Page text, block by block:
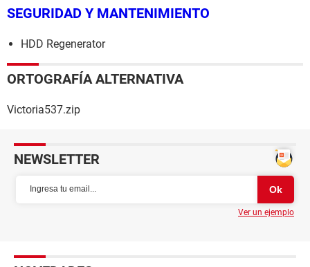
SEGURIDAD Y MANTENIMIENTO
HDD Regenerator
ORTOGRAFÍA ALTERNATIVA
Victoria537.zip
NEWSLETTER
Ver un ejemplo